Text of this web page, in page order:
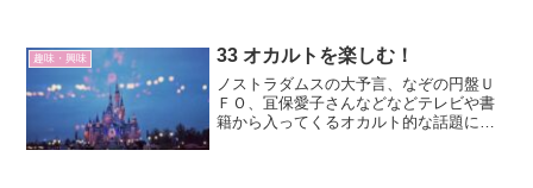
きない理由防衛省航空自衛隊によると、
航空機の安全...
趣味・興味 33 オカルトを楽しむ！
ノストラダムスの大予言、なぞの円盤Ｕ
ＦＯ、冝保愛子さんなどなどテレビや書
籍から入ってくるオカルト的な話題にわ